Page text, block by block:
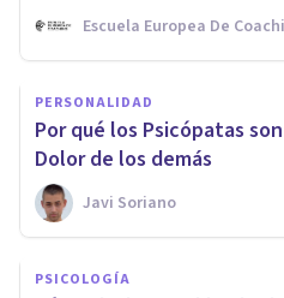
Escuela Europea De
PERSONALIDAD
Por qué los Psicópatas
Dolor de los demás
Javi Soriano
PSICOLOGÍA